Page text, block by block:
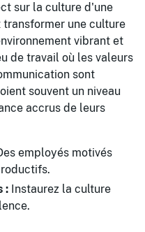
sur la culture d'une
une culture
vibrant et
de travail où les valeurs
sont
souvent un niveau
accrus de leurs
employés motivés
: Instaurez la culture